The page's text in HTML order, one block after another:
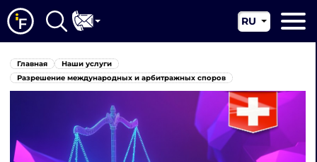
О нас
Наши услуги
Новости
RU
EN
Главная
Наши услуги
Разрешение международных и арбитражных споров